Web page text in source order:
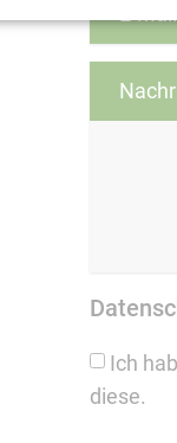
E-Mail
Ich
diese.